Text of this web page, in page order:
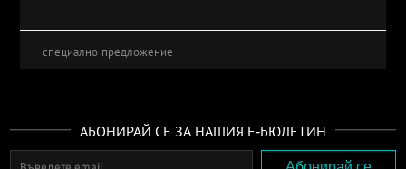
специално предложение
АБОНИРАЙ СЕ ЗА НАШИЯ Е-БЮЛЕТИН